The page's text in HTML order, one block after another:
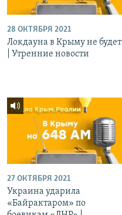
28 ОКТЯБРЯ 2021
Локдауна в Крыму не будет
| Утренние новости
27 ОКТЯБРЯ 2021
Украина ударила
«Байрактаром» по